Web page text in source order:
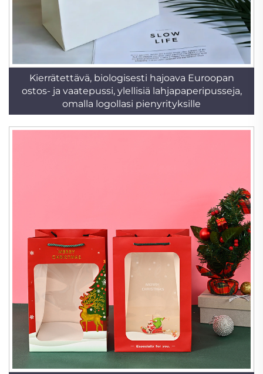
Kierrätettävä, biologisesti hajoava Euroopan
ostos- ja vaatepussi, ylellisiä lahjapaperipusseja,
omalla logollasi pienyrityksille